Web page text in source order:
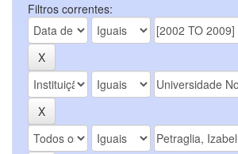
Filtros correntes: